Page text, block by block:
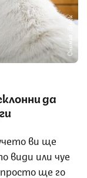
Снимка: iStock
да
ви ще
види или чуе
ще го